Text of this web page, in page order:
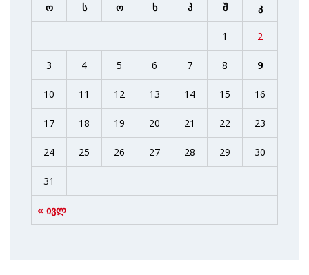
ო ს ო ხ პ შ კ
« ივლ
1 2
3 4 5 6 7 8 9
10 11 12 13 14 15 16
17 18 19 20 21 22 23
24 25 26 27 28 29 30
31